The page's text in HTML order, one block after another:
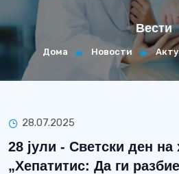
Вести
Дома Новости
28.07.2025
28 јули - Светски ден на
„Хепатитис: Да ги